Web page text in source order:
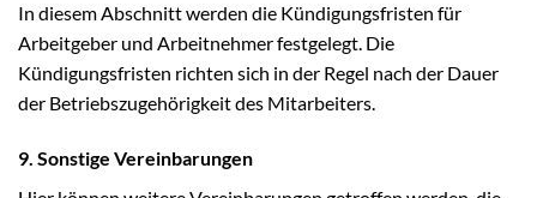
In diesem Abschnitt werden die Kündigungsfristen für
Arbeitgeber und Arbeitnehmer festgelegt. Die
Kündigungsfristen richten sich in der Regel nach der Dauer
der Betriebszugehörigkeit des Mitarbeiters.
9. Sonstige Vereinbarungen